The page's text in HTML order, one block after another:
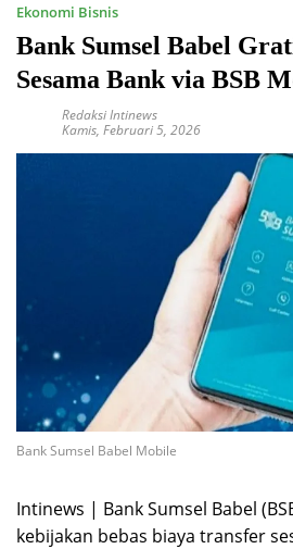
Ekonomi Bisnis
Bank Sumsel Babel
Sesama Bank via BSB
Redaksi Intinews
Kamis, Februari 5, 2026
Bank Sumsel Babel Mobile
Intinews | Bank Sumsel Babel
kebijakan bebas biaya transfer